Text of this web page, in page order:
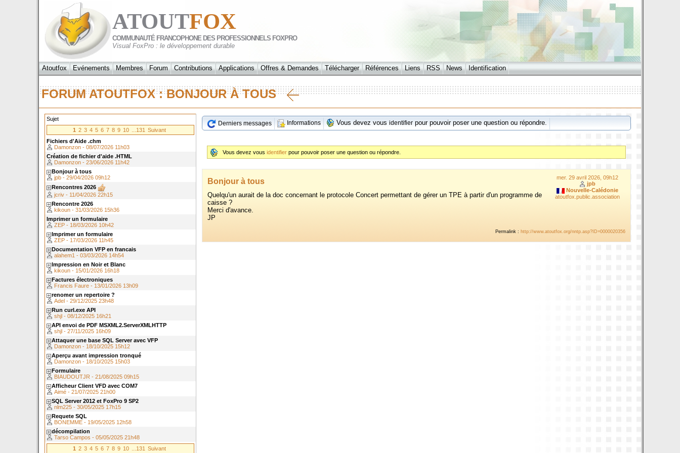
ATOUTFOX
COMMUNAUTÉ FRANCOPHONE DES PROFESSIONNELS FOXPRO
Visual FoxPro : le développement durable
Atoutfox Evénements Membres Forum Contributions Applications Offres & Demandes Télécharger Références Liens RSS News Identification
FORUM ATOUTFOX : BONJOUR À TOUS
Sujet
1 2 3 4 5 6 7 8 9 10 ...131 Suivant
Fichiers d'Aide .chm
Damonzon - 08/07/2026 11h03
Création de fichier d'aide .HTML
Damonzon - 23/06/2026 11h42
Bonjour à tous
jpb - 29/04/2026 09h12
Rencontres 2026
jcriv - 11/04/2026 22h15
Rencontre 2026
kikoun - 31/03/2026 15h36
Imprimer un formulaire
ZEP - 18/03/2026 10h42
Imprimer un formulaire
ZEP - 17/03/2026 11h45
Documentation VFP en francais
alahem1 - 03/03/2026 14h54
Impression en Noir et Blanc
kikoun - 15/01/2026 16h18
Factures électroniques
Francis Faure - 13/01/2026 13h09
renomer un repertoire ?
Adel - 29/12/2025 23h48
Run curl.exe API
shjl - 08/12/2025 16h21
API envoi de PDF MSXML2.ServerXMLHTTP
shjl - 27/11/2025 16h09
Attaquer une base SQL Server avec VFP
Damonzon - 18/10/2025 15h12
Aperçu avant impression tronqué
Damonzon - 18/10/2025 15h03
Formulaire
BIAUDOUTJR - 21/08/2025 09h15
Afficheur Client VFD avec COM7
Aimé - 21/07/2025 21h00
SQL Server 2012 et FoxPro 9 SP2
nlm225 - 30/05/2025 17h15
Requete SQL
BONEMME - 19/05/2025 12h58
décompilation
Tarso Campos - 05/05/2025 21h48
1 2 3 4 5 6 7 8 9 10 ...131 Suivant
Derniers messages Informations Vous devez vous identifier pour pouvoir poser une question ou répondre.
Vous devez vous identifier pour pouvoir poser une question ou répondre.
mer. 29 avril 2026, 09h12
jpb
Nouvelle-Calédonie
atoutfox.public.association
Bonjour à tous
Quelqu'un aurait de la doc concernant le protocole Concert permettant de gérer un TPE à partir d'un programme de
caisse ?
Merci d'avance.
JP
Permalink : http://www.atoutfox.org/nntp.asp?ID=0000020356